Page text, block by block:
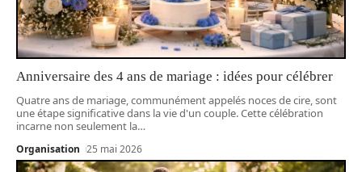
Anniversaire des 4 ans de mariage : idées pour célébrer
Quatre ans de mariage, communément appelés noces de cire, sont
une étape significative dans la vie d'un couple. Cette célébration
incarne non seulement la…
Organisation 25 mai 2026